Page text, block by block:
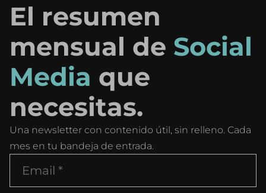
El resumen
mensual de Social
Media que
necesitas.
Una newsletter con contenido útil, sin relleno. Cada
mes en tu bandeja de entrada.